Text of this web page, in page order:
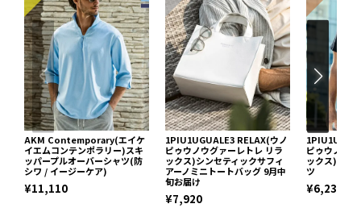
AKM Contemporary(エイケ
イエムコンテンポラリー)スキ
ッパープルオーバーシャツ(防
シワ / イージーケア)
¥11,110
1PIU1UGUALE3 RELAX(ウノ
ピゥウノウグァーレトレ リラ
ックス)シンセティックサフィ
アーノミニトートバッグ 9月中
旬お届け
¥7,920
ピゥウノウ
ックス)ネッ
ツ
¥6,237